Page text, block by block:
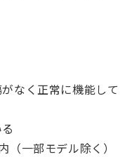
なく正常に機能して
（一部モデル除く）